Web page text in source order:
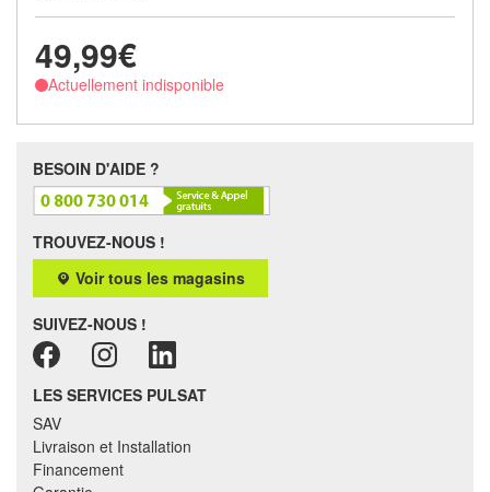
49,99€
Actuellement indisponible
BESOIN D'AIDE ?
TROUVEZ-NOUS !
Voir tous les magasins
SUIVEZ-NOUS !
LES SERVICES PULSAT
SAV
Livraison et Installation
Financement